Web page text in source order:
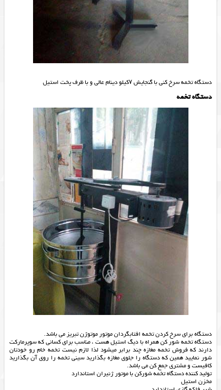
دستگاه تخمه سرخ کنی با گنجایش ۷کیلو دینام عالی و با ظرف پخت استیل
دستگاه تخمه
دستگاه برای سرخ کردن تخمه افتابگردان موتور موتوژن تبریز می باشد.
دستگاه تخمه شور کن همراه با دیگ استیل هست ، مناسب برای کسانی که سوپرمارکت
دارند که فروش تخمه مغازه چند برابر میشود لذا لازم نیست تخمه خام رو خودتان
شور نمایید همین که دستگاه را جلوی مغازه بگذارید سینی تخمه را روی آن بگذارید
کافیست و مشتری جمع کن می باشد.
تولید کننده دستگاه تخمه شورکن با موتور ژنیران استاندارد
مخزن استیل